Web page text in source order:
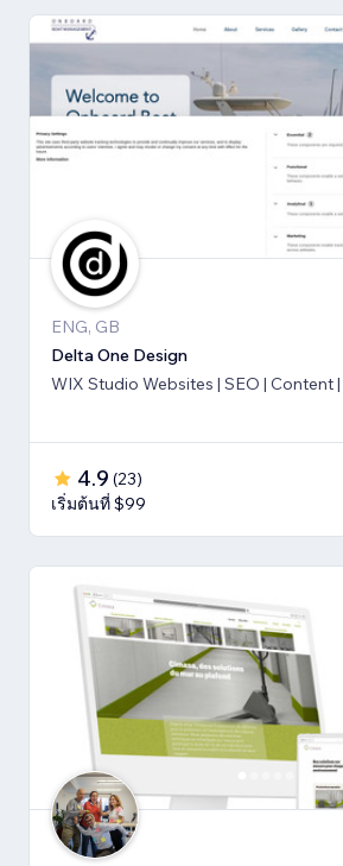
ENG, GB
Delta One Design
WIX Studio Websites | SEO | Content
4.9 (23)
เริ่มต้นที่ $99